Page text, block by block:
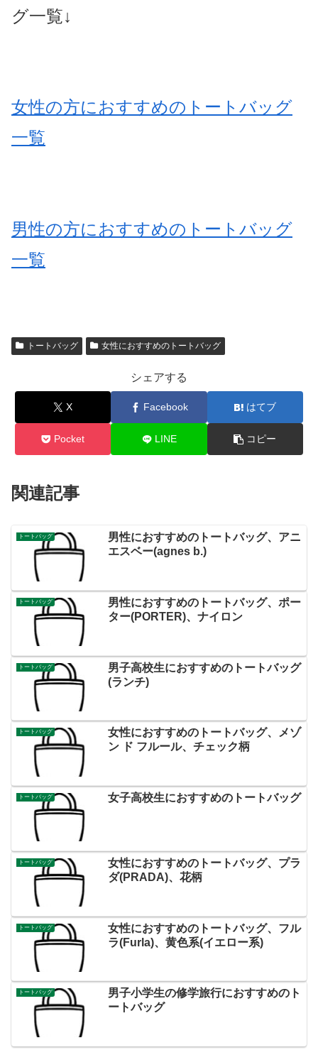
グ一覧↓
女性の方におすすめのトートバッグ
一覧
男性の方におすすめのトートバッグ
一覧
トートバッグ 女性におすすめのトートバッグ
シェアする
X Facebook はてブ
Pocket LINE コピー
関連記事
トートバッグ
男性におすすめのトートバッグ、アニ
エスベー(agnes b.)
トートバッグ
男性におすすめのトートバッグ、ポー
ター(PORTER)、ナイロン
トートバッグ
男子高校生におすすめのトートバッグ
(ランチ)
トートバッグ
女性におすすめのトートバッグ、メゾ
ン ド フルール、チェック柄
トートバッグ 女子高校生におすすめのトートバッグ
トートバッグ
女性におすすめのトートバッグ、プラ
ダ(PRADA)、花柄
トートバッグ
女性におすすめのトートバッグ、フル
ラ(Furla)、黄色系(イエロー系)
トートバッグ
男子小学生の修学旅行におすすめのト
ートバッグ